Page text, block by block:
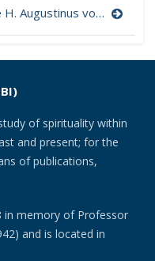
De H. Augustinus voor Dionysius den Karthuizer
of spirituality within
and present; for the
of publications,
in memory of Professor
and is located in